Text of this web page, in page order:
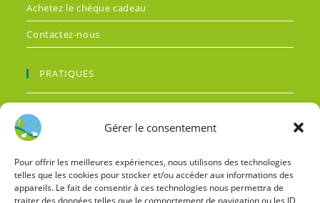
Gérer le consentement
Pour offrir les meilleures expériences, nous utilisons des technologies
telles que les cookies pour stocker et/ou accéder aux informations des
appareils. Le fait de consentir à ces technologies nous permettra de
traiter des données telles que le comportement de navigation ou les ID
Achetez le chèque cadeau
Contactez-nous
PRATIQUES
Conditions générales de vente
Mentions légales
Connexion
INFOS DE CONTACT